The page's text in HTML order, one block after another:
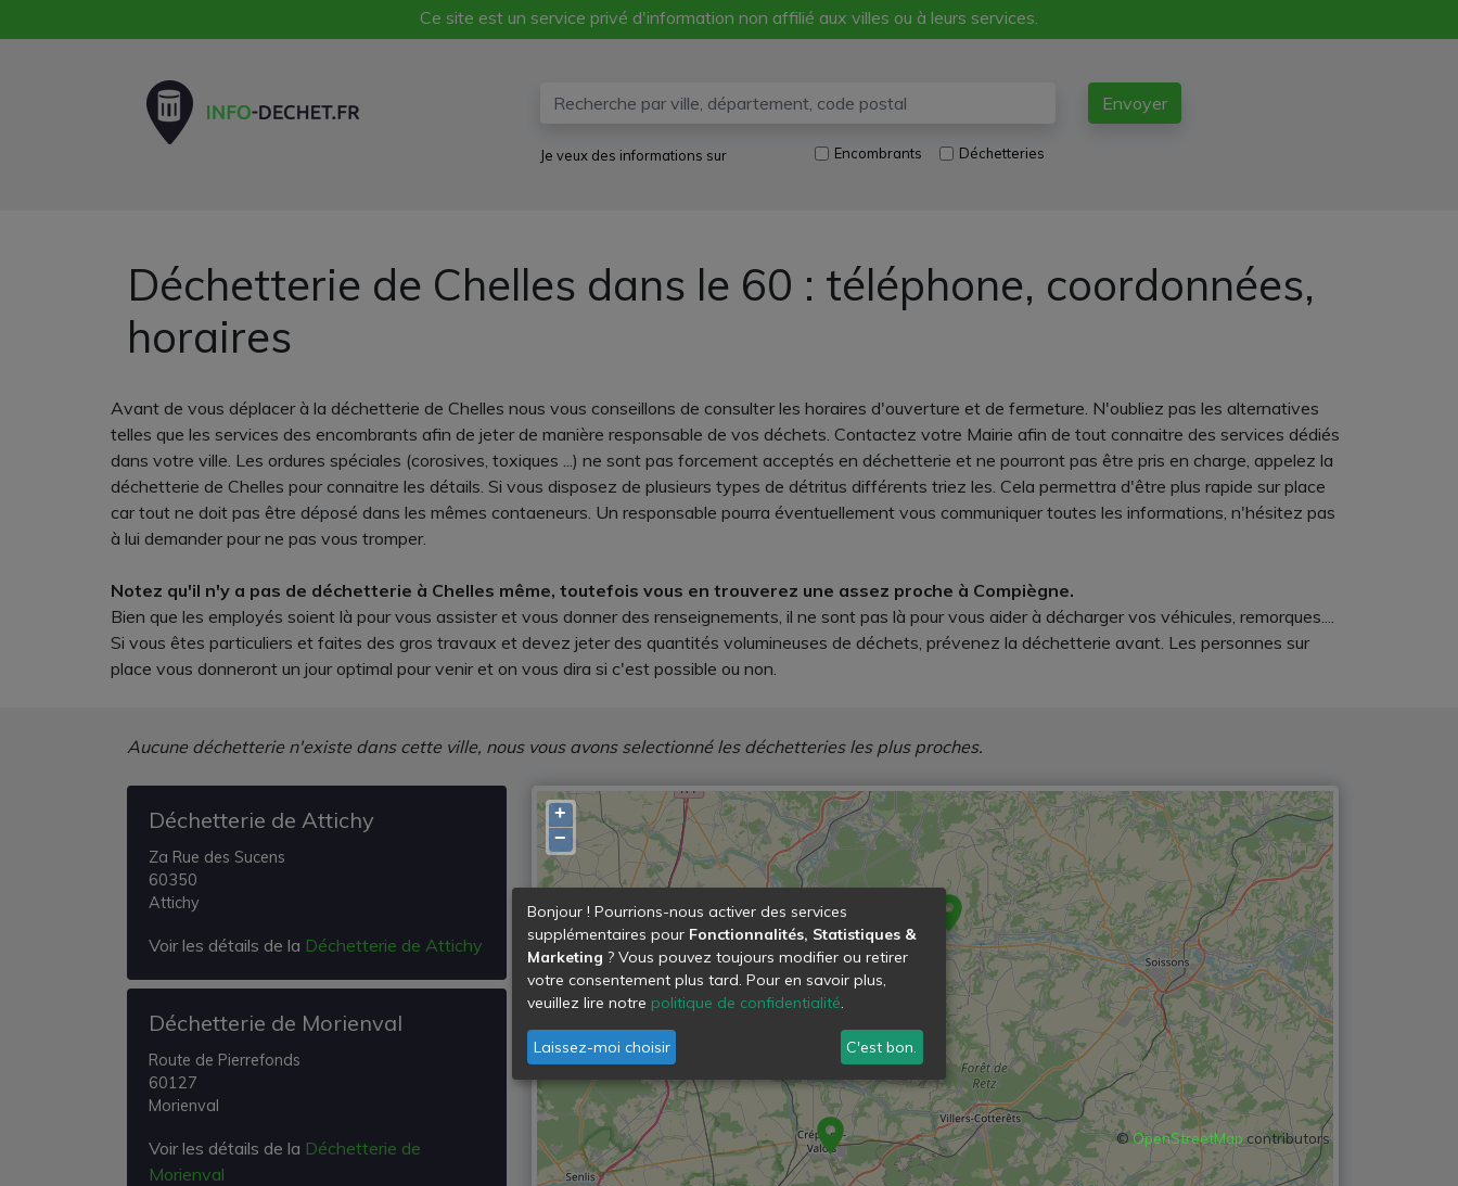
Ce site est un service privé d'information non affilié aux villes ou à leurs services.
Envoyer
Je veux des informations sur Encombrants Déchetteries
Déchetterie de Chelles dans le 60 : téléphone, coordonnées,
horaires
Avant de vous déplacer à la déchetterie de Chelles nous vous conseillons de consulter les horaires d'ouverture et de fermeture. N'oubliez pas les alternatives
telles que les services des encombrants afin de jeter de manière responsable de vos déchets. Contactez votre Mairie afin de tout connaitre des services dédiés
dans votre ville. Les ordures spéciales (corosives, toxiques ...) ne sont pas forcement acceptés en déchetterie et ne pourront pas être pris en charge, appelez la
déchetterie de Chelles pour connaitre les détails. Si vous disposez de plusieurs types de détritus différents triez les. Cela permettra d'être plus rapide sur place
car tout ne doit pas être déposé dans les mêmes contaeneurs. Un responsable pourra éventuellement vous communiquer toutes les informations, n'hésitez pas
à lui demander pour ne pas vous tromper.
Notez qu'il n'y a pas de déchetterie à Chelles même, toutefois vous en trouverez une assez proche à Compiègne.
Bien que les employés soient là pour vous assister et vous donner des renseignements, il ne sont pas là pour vous aider à décharger vos véhicules, remorques....
Si vous êtes particuliers et faites des gros travaux et devez jeter des quantités volumineuses de déchets, prévenez la déchetterie avant. Les personnes sur
place vous donneront un jour optimal pour venir et on vous dira si c'est possible ou non.
Aucune déchetterie n'existe dans cette ville, nous vous avons selectionné les déchetteries les plus proches.
Déchetterie de Attichy
Za Rue des Sucens
60350
Attichy
Voir les détails de la Déchetterie de Attichy
Déchetterie de Morienval
Route de Pierrefonds
60127
Morienval
Voir les détails de la Déchetterie de
Morienval
+
−
©OpenStreetMapcontributors
Bonjour ! Pourrions-nous activer des services
supplémentaires pour Fonctionnalités, Statistiques &
Marketing ? Vous pouvez toujours modifier ou retirer
votre consentement plus tard. Pour en savoir plus,
veuillez lire notre politique de confidentialité.
Laissez-moi choisir C'est bon.